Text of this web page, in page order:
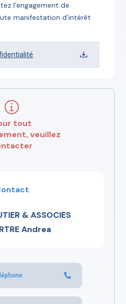
l’engagement de
manifestation d’intérêt
tout
veuillez
& ASSOCIES
Andrea